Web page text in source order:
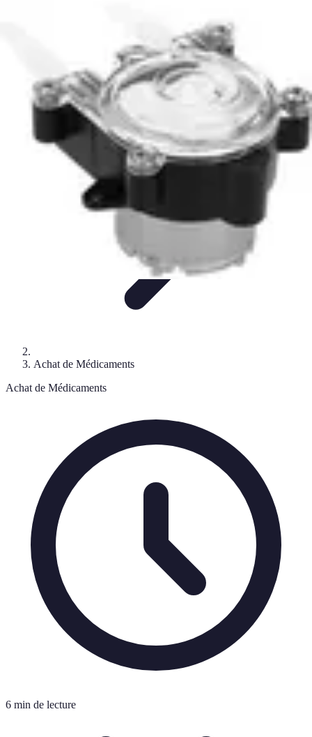
Achats de MédicamentsAchats
Sécurité des achats
Medic Achat
Achat de Médicaments
Achat de Médicaments
6 min de lecture